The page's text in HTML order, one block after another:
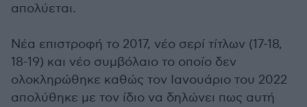
απολύεται.
Νέα επιστροφή το 2017, νέο σερί τίτλων (17-18,
18-19) και νέο συμβόλαιο το οποίο δεν
ολοκληρώθηκε καθώς τον Ιανουάριο του 2022
απολύθηκε με τον ίδιο να δηλώνει πως αυτή